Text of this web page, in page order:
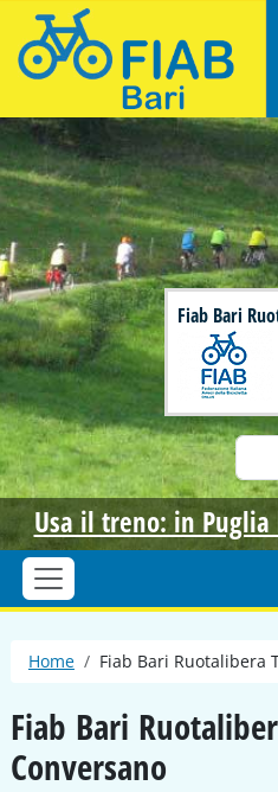
Salta al contenuto principale
Bari Ruotalibera -
Fiab Bari
Cerca
Usa il treno: in
Briciole di pane
Home Fiab Bari Ruotalibera
Fiab Bari
Conversano